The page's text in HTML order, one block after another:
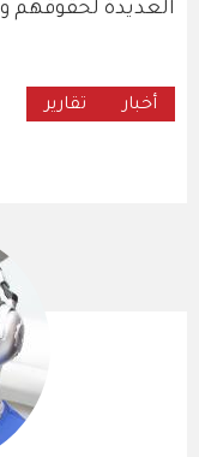
العديدة لحقوقهم
أخبار تقارير